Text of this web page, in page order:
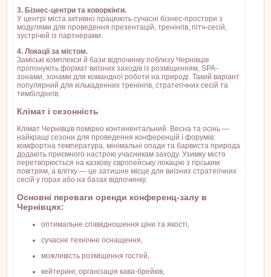
3. Бізнес-центри та коворкінги.
У центрі міста активно працюють сучасні бізнес-простори з
модулями для проведення презентацій, тренінгів, пітч-сесій,
зустрічей із партнерами.
4. Локації за містом.
Заміські комплекси й бази відпочинку поблизу Чернівців
пропонують формат виїзних заходів із розміщенням, SPA-
зонами, зонами для командної роботи на природі. Такий варіант
популярний для кількаденних тренінгів, стратегічних сесій та
тимбілдінгів.
Клімат і сезонність
Клімат Чернівців помірно континентальний. Весна та осінь —
найкращі сезони для проведення конференцій і форумів:
комфортна температура, мінімальні опади та барвиста природа
додають приємного настрою учасникам заходу. Узимку місто
перетворюється на казкову європейську локацію з гірським
повітрям, а влітку — це затишне місце для виїзних стратегічних
сесій у горах або на базах відпочинку.
Основні переваги оренди конференц-залу в
Чернівцях:
оптимальне співвідношення ціни та якості,
сучасне технічне оснащення,
можливість розміщення гостей,
кейтеринг, організація кава-брейків,